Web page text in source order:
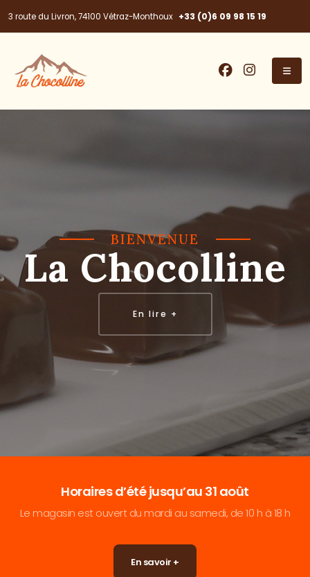
3 route du Livron, 74100 Vétraz-Monthoux +33 (0)6 09 98 15 19
BIENVENUE
La Chocolline
En lire +
Horaires d’été jusqu’au 31 août
Le magasin est ouvert du mardi au samedi, de 10 h à 18 h
En savoir +